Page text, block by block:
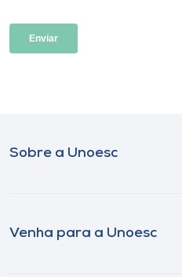
Sobre a Unoesc
Venha para a Unoesc